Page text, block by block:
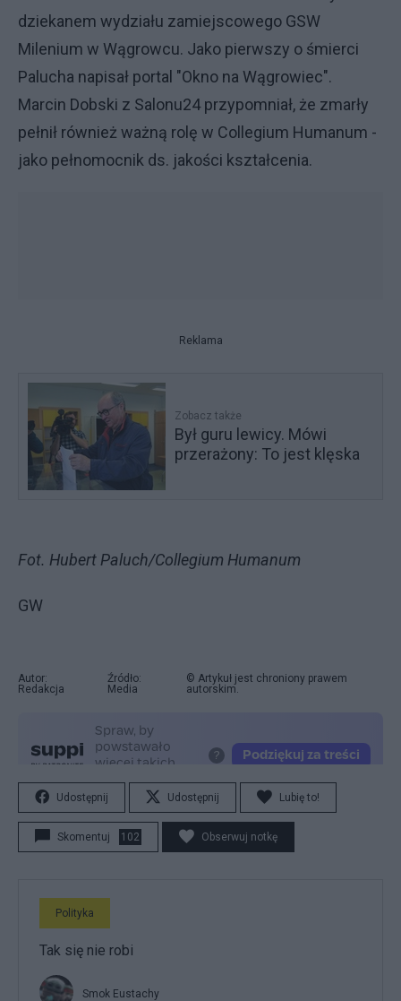
dziekanem wydziału zamiejscowego GSW
Milenium w Wągrowcu. Jako pierwszy o śmierci
Palucha napisał portal "Okno na Wągrowiec".
Marcin Dobski z Salonu24 przypomniał, że zmarły
pełnił również ważną rolę w Collegium Humanum -
jako pełnomocnik ds. jakości kształcenia.
Reklama
Zobacz także
Był guru lewicy. Mówi
przerażony: To jest klęska
Fot. Hubert Paluch/Collegium Humanum
GW
Autor:
Redakcja
Źródło:
Media
© Artykuł jest chroniony prawem
autorskim.
Udostępnij Udostępnij Lubię to!
Skomentuj 102 Obserwuj notkę
Polityka
Tak się nie robi
Smok Eustachy